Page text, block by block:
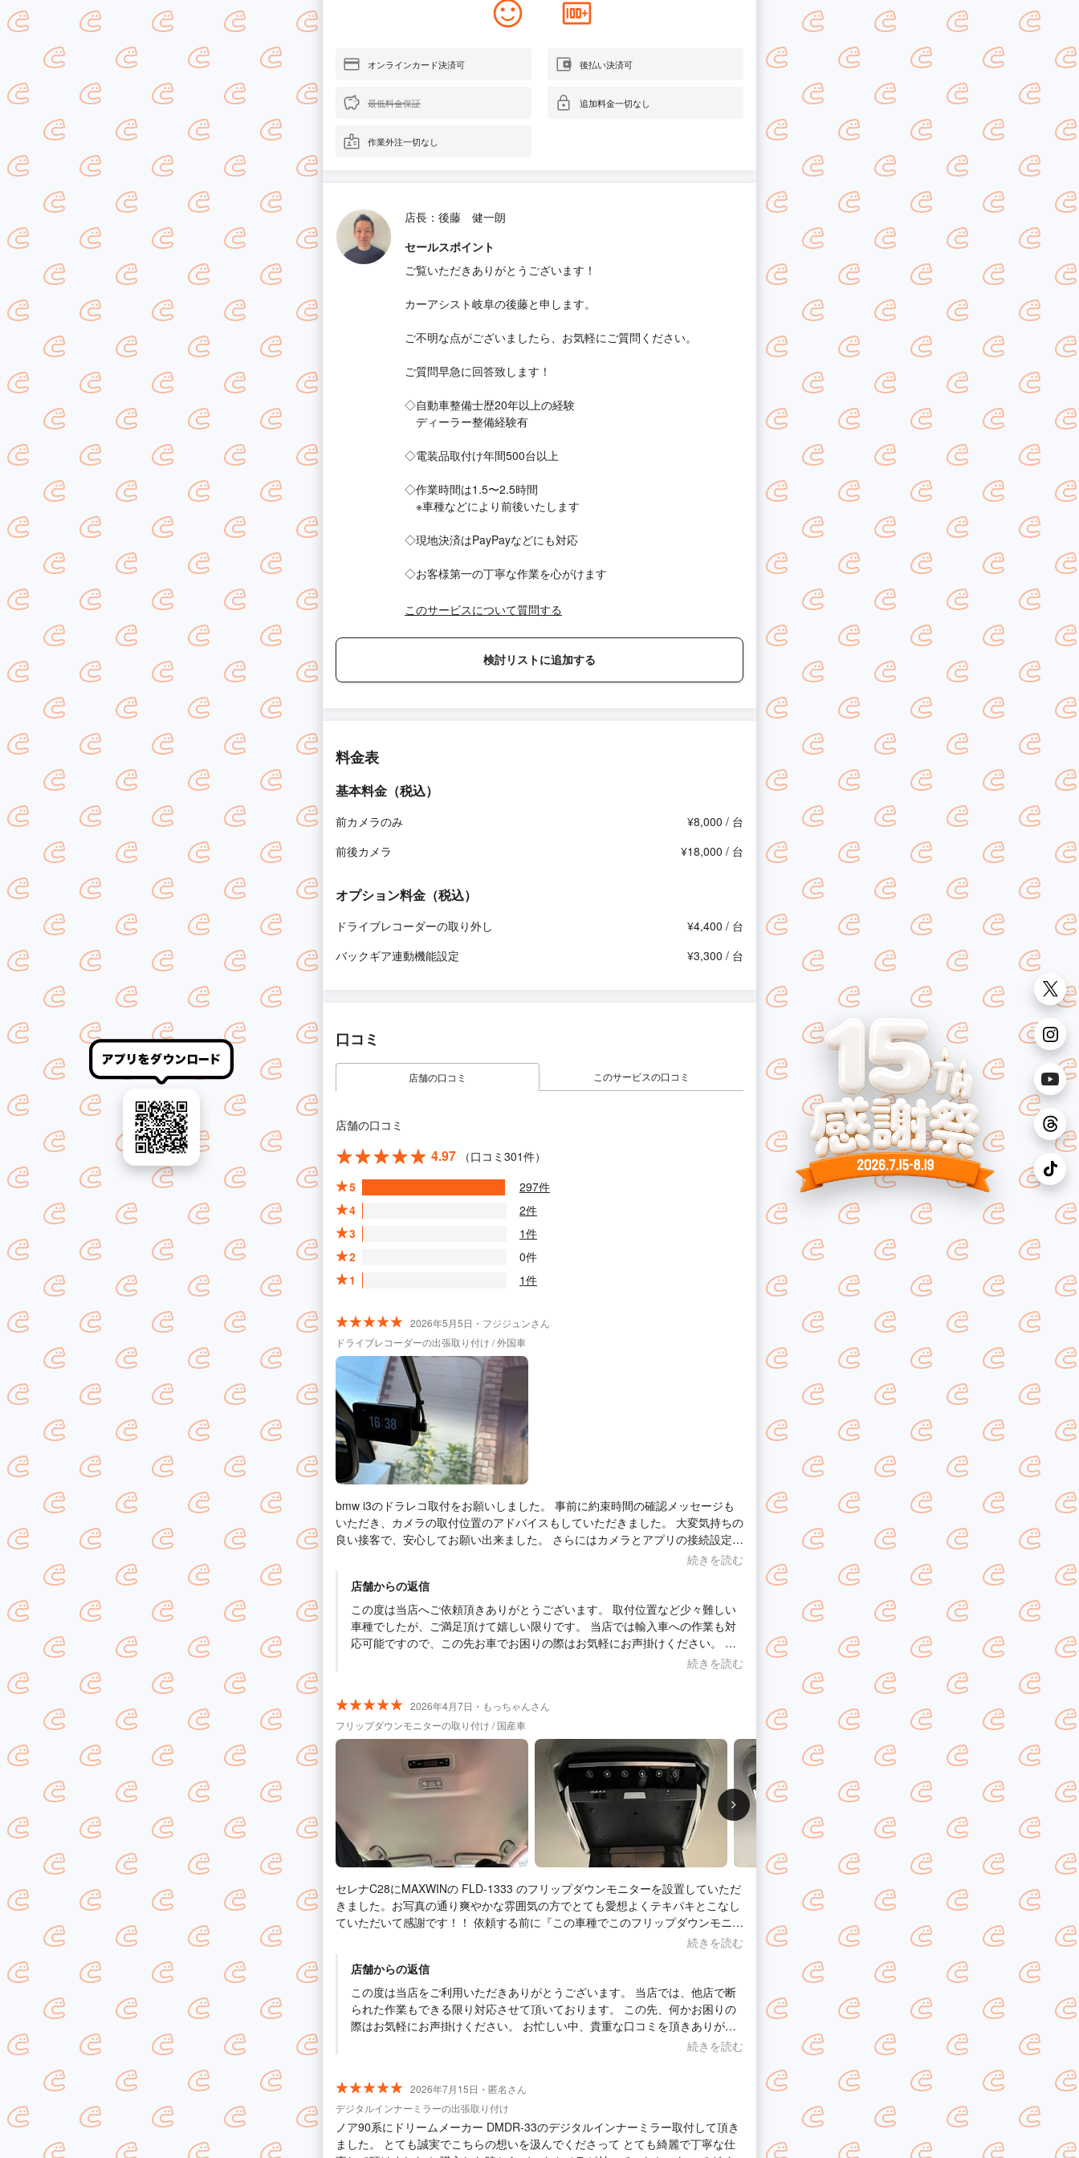
オンラインカード決済可 後払い決済可
最低料金保証 追加料金一切なし
作業外注一切なし
店長：後藤 健一朗
セールスポイント
ご覧いただきありがとうございます！
カーアシスト岐阜の後藤と申します。
ご不明な点がございましたら、お気軽にご質問ください。
ご質問早急に回答致します！
◇自動車整備士歴20年以上の経験
ディーラー整備経験有
◇電装品取付け年間500台以上
◇作業時間は1.5〜2.5時間
※車種などにより前後いたします
◇現地決済はPayPayなどにも対応
◇お客様第一の丁寧な作業を心がけます
このサービスについて質問する
検討リストに追加する
料金表
基本料金（税込）
前カメラのみ
¥8,000 / 台
前後カメラ
¥18,000 / 台
オプション料金（税込）
ドライブレコーダーの取り外し
¥4,400 / 台
バックギア連動機能設定
¥3,300 / 台
口コミ
店舗の口コミ このサービスの口コミ
店舗の口コミ
4.97
（口コミ301件）
5
297件
4
2件
3
1件
2
0件
1
1件
2026年5月5日・フジジュンさん
ドライブレコーダーの出張取り付け / 外国車
bmw i3のドラレコ取付をお願いしました。 事前に約束時間の確認メッセージも
いただき、カメラの取付位置のアドバイスもしていただきました。 大変気持ちの
良い接客で、安心してお願い出来ました。 さらにはカメラとアプリの接続設定に
もお付き合いいただき大変ありがとうございました。 車関連のパーツやアクセサ
続きを読む
店舗からの返信
この度は当店へご依頼頂きありがとうございます。 取付位置など少々難しい
車種でしたが、ご満足頂けて嬉しい限りです。 当店では輸入車への作業も対
応可能ですので、この先お車でお困りの際はお気軽にお声掛けください。 お
続きを読む
2026年4月7日・もっちゃんさん
フリップダウンモニターの取り付け / 国産車
セレナC28にMAXWINの FLD-1333 のフリップダウンモニターを設置していただ
きました。お写真の通り爽やかな雰囲気の方でとても愛想よくテキパキとこなし
ていただいて感謝です！！ 依頼する前に『この車種でこのフリップダウンモニタ
ーを装着して、こういう事がしたい』とメッセージで問い合わせした際、すぐに
事ができました。 そのため当日に何かが足りない！これが出来ない！とならず
に、すごく安心できました。 (ちなみに他の業者さんでは海外製品は対応不可な
どの回答もありましたのである程度は事前にご確認されると良いかと思います)
また、小さい子供がいるので出張して取付していただき自宅で待ってられるのは
とても有難いです。(作業終了後に子供を起こさないようご配慮いただいて本当
めています。 普段は口コミ投稿をしないのですが、オススメできる方なので書か
せていただきました。 他の方より少しだけお値段は高めですがそれ以上に「また
お願いしたい」と思えるお人柄とお仕事ぶりでランキング1位である理由に納得
すると思います♪ この度はありがとうございました(^^)
続きを読む
店舗からの返信
この度は当店をご利用いただきありがとうございます。 当店では、他店で断
られた作業もできる限り対応させて頂いております。 この先、何かお困りの
際はお気軽にお声掛けください。 お忙しい中、貴重な口コミを頂きありがと
続きを読む
2026年7月15日・匿名さん
デジタルインナーミラーの出張取り付け
ノア90系にドリームメーカー DMDR-33のデジタルインナーミラー取付して頂き
ました。 とても誠実でこちらの想いを汲んでくださって とても綺麗で丁寧な仕